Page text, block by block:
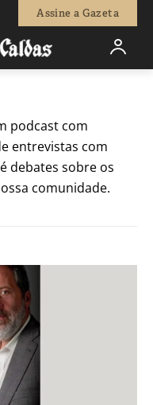
Assine a Gazeta
podcast com
entrevistas com
debates sobre os
comunidade.